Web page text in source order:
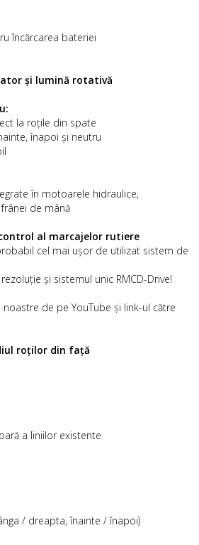
încărcarea bateriei
și lumină rotativă
la roțile din spate
înapoi și neutru
în motoarele hidraulice,
de mână
al marcajelor rutiere
cel mai ușor de utilizat sistem de
și sistemul unic RMCD-Drive!
de pe YouTube și link-ul către
roților din față
a liniilor existente
/ dreapta, înainte / înapoi)